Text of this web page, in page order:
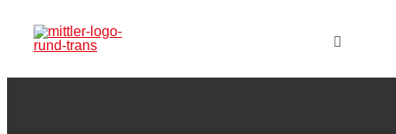
Inhalt
Toggle